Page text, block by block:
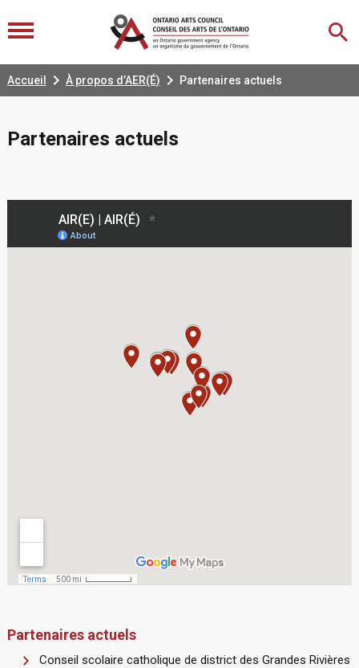
Accueil  À propos d’AER(É) Partenaires actuels
Partenaires actuels
Partenaires actuels
Conseil scolaire catholique de district des Grandes Rivières